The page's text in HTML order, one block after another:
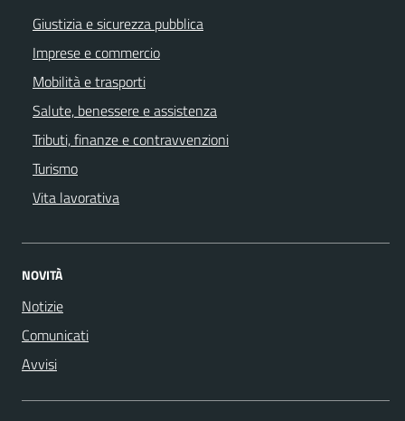
Giustizia e sicurezza pubblica
Imprese e commercio
Mobilità e trasporti
Salute, benessere e assistenza
Tributi, finanze e contravvenzioni
Turismo
Vita lavorativa
NOVITÀ
Notizie
Comunicati
Avvisi